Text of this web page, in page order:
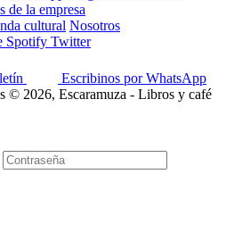
de la empresa
cultural Nosotros
Spotify Twitter
Escribinos por WhatsApp
© 2026, Escaramuza - Libros y café